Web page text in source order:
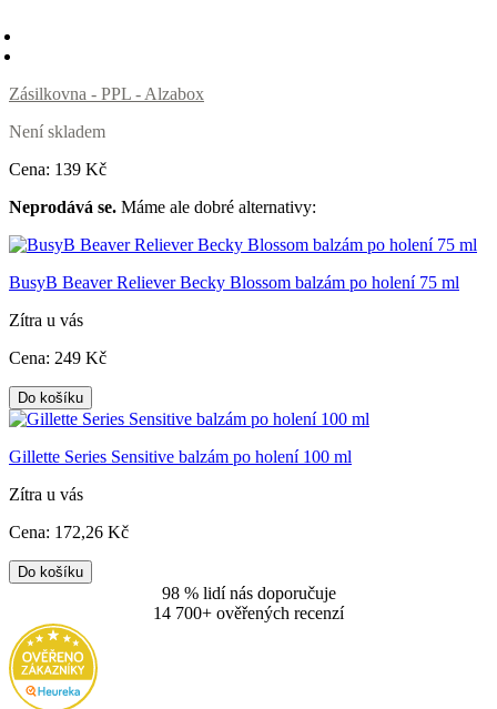
Zásilkovna - PPL - Alzabox
Není skladem
Cena: 139 Kč
Neprodává se. Máme ale dobré alternativy:
BusyB Beaver Reliever Becky Blossom balzám po holení 75 ml
Zítra u vás
Cena: 249 Kč
Do košíku
Gillette Series Sensitive balzám po holení 100 ml
Zítra u vás
Cena: 172,26 Kč
Do košíku
98 % lidí nás doporučuje
14 700+ ověřených recenzí